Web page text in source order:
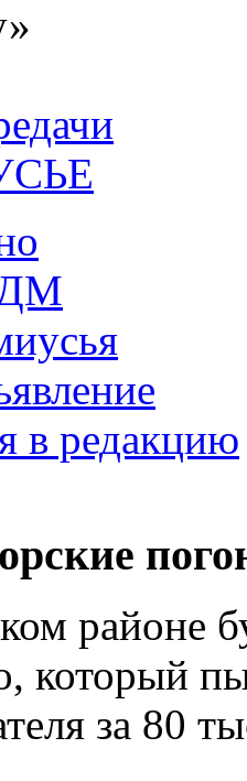
ДМ
в редакцию
районе
который
за 80